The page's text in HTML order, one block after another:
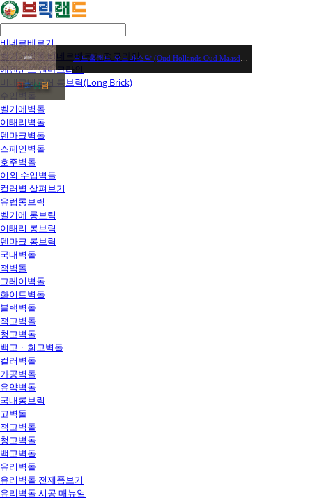
비네르베르거
벨기에벽돌 비네르베르거 정규라인
에겐순드 덴마크라인
비네르베르거 롱브릭(Long Brick)
수입벽돌
벨기에벽돌
이태리벽돌
덴마크벽돌
스페인벽돌
호주벽돌
이외 수입벽돌
컬러별 살펴보기
유럽롱브릭
벨기에 롱브릭
이태리 롱브릭
덴마크 롱브릭
국내벽돌
적벽돌
그레이벽돌
화이트벽돌
블랙벽돌
적고벽돌
청고벽돌
백고ㆍ회고벽돌
컬러벽돌
가공벽돌
유약벽돌
국내롱브릭
고벽돌
적고벽돌
청고벽돌
백고벽돌
유리벽돌
유리벽돌 전제품보기
유리벽돌 시공 매뉴얼
전화상담